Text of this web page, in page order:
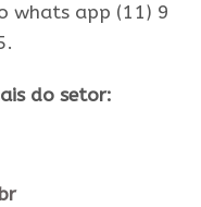
whats app (11) 9
do setor: